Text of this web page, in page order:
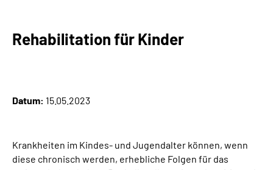
Rente
Experten
Über uns & Presse
Rehabilitation für Kinder
Datum: 15.05.2023
Krankheiten im Kindes- und Jugendalter können, wenn
diese chronisch werden, erhebliche Folgen für das